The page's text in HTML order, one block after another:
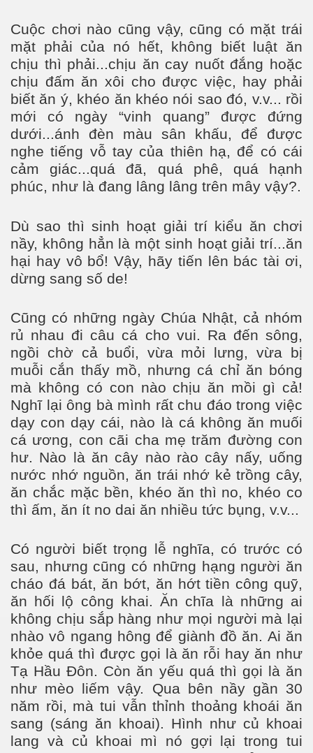
Cuộc chơi nào cũng vậy, cũng có mặt trái
mặt phải của nó hết, không biết luật ăn
chịu thì phải...chịu ăn cay nuốt đắng hoặc
chịu đấm ăn xôi cho được việc, hay phải
biết ăn ý, khéo ăn khéo nói sao đó, v.v... rồi
mới có ngày “vinh quang” được đứng
dưới...ánh đèn màu sân khấu, để được
nghe tiếng vỗ tay của thiên hạ, để có cái
cảm giác...quá đã, quá phê, quá hạnh
phúc, như là đang lâng lâng trên mây vậy?.
Dù sao thì sinh hoạt giải trí kiểu ăn chơi
nầy, không hẳn là một sinh hoạt giải trí...ăn
hại hay vô bổ! Vậy, hãy tiến lên bác tài ơi,
dừng sang số de!
Cũng có những ngày Chúa Nhật, cả nhóm
rủ nhau đi câu cá cho vui. Ra đến sông,
ngồi chờ cả buổi, vừa mỏi lưng, vừa bị
muỗi cắn thấy mồ, nhưng cá chỉ ăn bóng
mà không có con nào chịu ăn mồi gì cả!
Nghĩ lại ông bà mình rất chu đáo trong việc
dạy con dạy cái, nào là cá không ăn muối
cá ương, con cãi cha mẹ trăm đường con
hư. Nào là ăn cây nào rào cây nấy, uống
nước nhớ nguồn, ăn trái nhớ kẻ trồng cây,
ăn chắc mặc bền, khéo ăn thì no, khéo co
thì ấm, ăn ít no dai ăn nhiều tức bụng, v.v...
Có người biết trọng lễ nghĩa, có trước có
sau, nhưng cũng có những hạng người ăn
cháo đá bát, ăn bớt, ăn hớt tiền công quỹ,
ăn hối lộ công khai. Ăn chĩa là những ai
không chịu sắp hàng như mọi người mà lại
nhào vô ngang hông để giành đồ ăn. Ai ăn
khỏe quá thì được gọi là ăn rỗi hay ăn như
Tạ Hầu Đôn. Còn ăn yếu quá thì gọi là ăn
như mèo liếm vậy. Qua bên nầy gần 30
năm rồi, mà tui vẫn thỉnh thoảng khoái ăn
sang (sáng ăn khoai). Hình như củ khoai
lang và củ khoai mì nó gợi lại trong tui